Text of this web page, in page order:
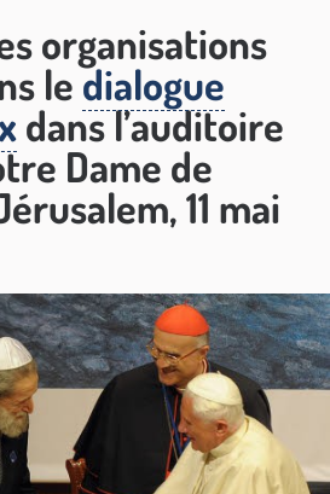
organisations
ledialogue
dans l’auditoire
Dame de
11 mai